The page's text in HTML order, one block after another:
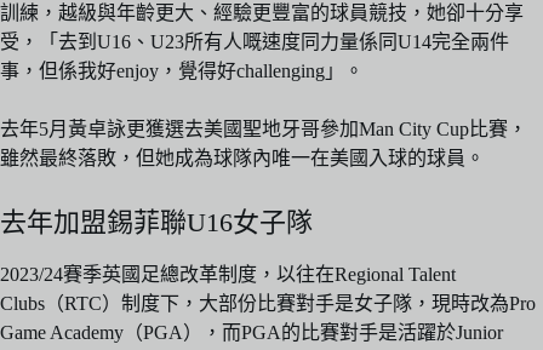
訓練，越級與年齡更大、經驗更豐富的球員競技，她卻十分享
受，「去到U16、U23所有人嘅速度同力量係同U14完全兩件
事，但係我好enjoy，覺得好challenging」。
去年5月黃卓詠更獲選去美國聖地牙哥參加Man City Cup比賽，
雖然最終落敗，但她成為球隊內唯一在美國入球的球員。
去年加盟錫菲聯U16女子隊
2023/24賽季英國足總改革制度，以往在Regional Talent
Clubs（RTC）制度下，大部份比賽對手是女子隊，現時改為Pro
Game Academy（PGA），而PGA的比賽對手是活躍於Junior